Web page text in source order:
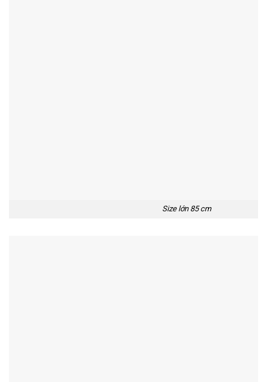
Size lớn 85 cm